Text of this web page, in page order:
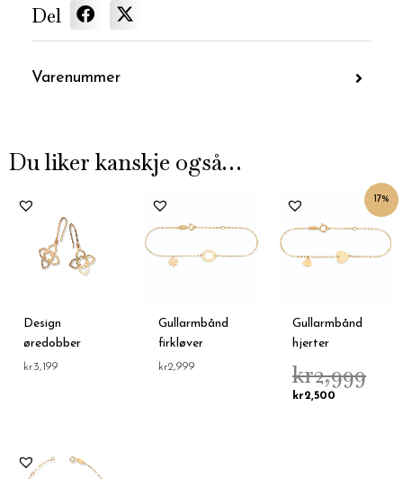
Del
Varenummer
Du liker kanskje også…
Design
øredobber
kr3,199
Gullarmbånd
firkløver
kr2,999
17%
Gullarmbånd
hjerter
kr2,999
pris
kr2,500
Nåværende